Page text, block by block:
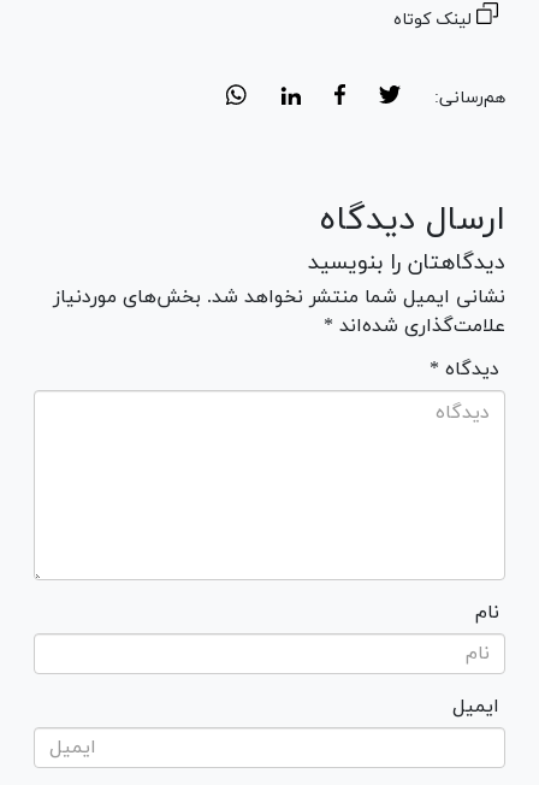
لینک کوتاه
هم‌رسانی:
ارسال دیدگاه
دیدگاهتان را بنویسید
نشانی ایمیل شما منتشر نخواهد شد. بخش‌های موردنیاز
علامت‌گذاری شده‌اند *
* دیدگاه
نام
ایمیل